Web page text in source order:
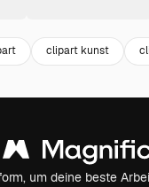
clipart kunst
um deine beste